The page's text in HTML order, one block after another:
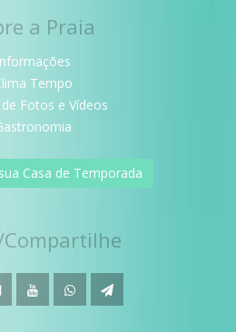
a Praia
Tempo
Fotos e Vídeos
Casa de Temporada